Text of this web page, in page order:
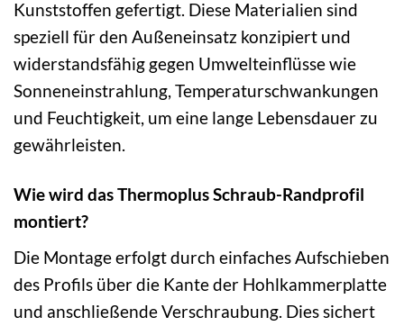
Kunststoffen gefertigt. Diese Materialien sind
speziell für den Außeneinsatz konzipiert und
widerstandsfähig gegen Umwelteinflüsse wie
Sonneneinstrahlung, Temperaturschwankungen
und Feuchtigkeit, um eine lange Lebensdauer zu
gewährleisten.
Wie wird das Thermoplus Schraub-Randprofil
montiert?
Die Montage erfolgt durch einfaches Aufschieben
des Profils über die Kante der Hohlkammerplatte
und anschließende Verschraubung. Dies sichert